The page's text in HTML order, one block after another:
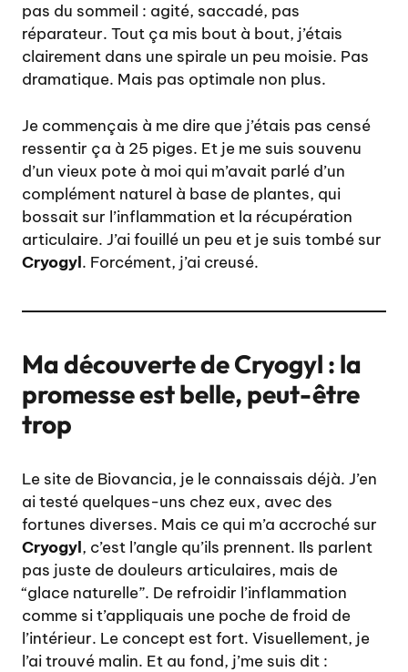
pas du sommeil : agité, saccadé, pas
réparateur. Tout ça mis bout à bout, j’étais
clairement dans une spirale un peu moisie. Pas
dramatique. Mais pas optimale non plus.
Je commençais à me dire que j’étais pas censé
ressentir ça à 25 piges. Et je me suis souvenu
d’un vieux pote à moi qui m’avait parlé d’un
complément naturel à base de plantes, qui
bossait sur l’inflammation et la récupération
articulaire. J’ai fouillé un peu et je suis tombé sur
Cryogyl. Forcément, j’ai creusé.
Ma découverte de Cryogyl : la
promesse est belle, peut-être
trop
Le site de Biovancia, je le connaissais déjà. J’en
ai testé quelques-uns chez eux, avec des
fortunes diverses. Mais ce qui m’a accroché sur
Cryogyl, c’est l’angle qu’ils prennent. Ils parlent
pas juste de douleurs articulaires, mais de
“glace naturelle”. De refroidir l’inflammation
comme si t’appliquais une poche de froid de
l’intérieur. Le concept est fort. Visuellement, je
l’ai trouvé malin. Et au fond, j’me suis dit :